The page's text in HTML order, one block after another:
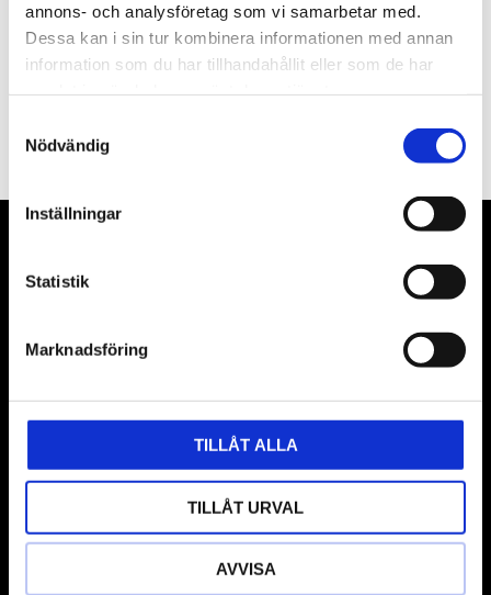
annons- och analysföretag som vi samarbetar med.
Dessa kan i sin tur kombinera informationen med annan
information som du har tillhandahållit eller som de har
Nödvändig
Inställningar
Statistik
Marknadsföring
TILLÅT ALLA
TILLÅT URVAL
AVVISA
PRENUMERERA
integritetspolicy.
Våra främsta leverantörer är KS Tools verktyg, ATH billyftar
& däckmaskiner och Master luftmaskiner. Kontakta oss
gärna om vad som helst då vi gör vårt yttersta för att hjälpa